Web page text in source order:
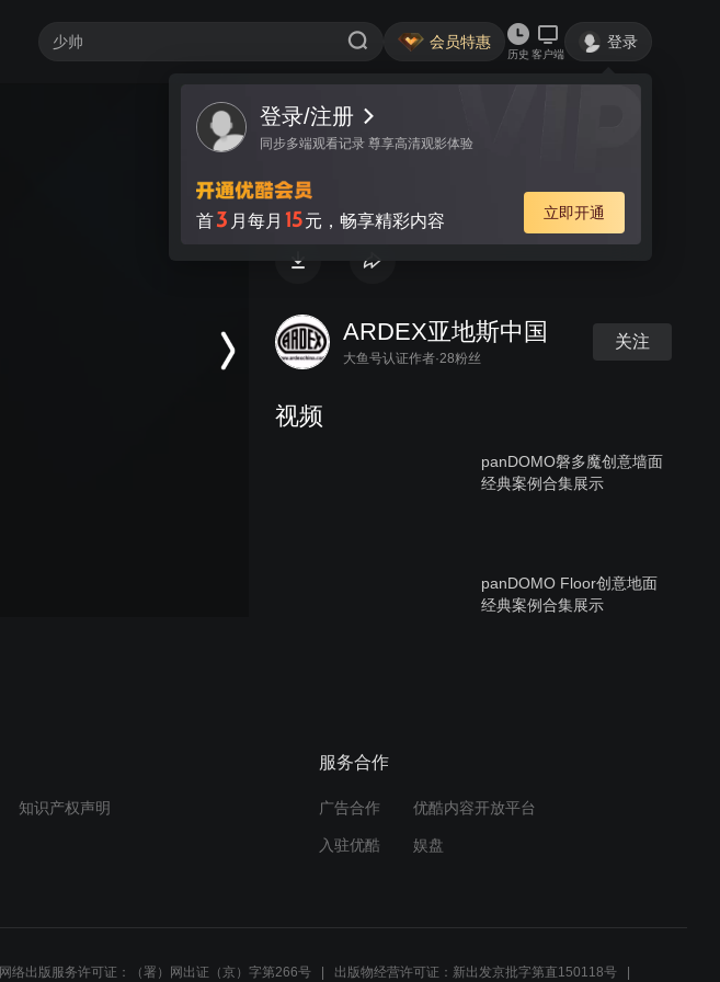
会员特惠
历史 客户端
登录
登录/注册
同步多端观看记录 尊享高清观影体验
首3 月每月 15元，畅享精彩内容 立即开通
视频 讨论
ARDEX EG2 施工
ARDEX亚地斯中国
大鱼号认证作者·28粉丝
关注
视频
panDOMO磐多魔创意墙面
经典案例合集展示
panDOMO Floor创意地面
经典案例合集展示
知识产权声明
服务合作
广告合作 优酷内容开放平台
入驻优酷 娱盘
网络出版服务许可证：（署）网出证（京）字第266号 出版物经营许可证：新出发京批字第直150118号